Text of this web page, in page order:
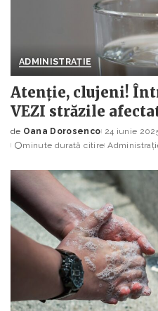
ADMINISTRAȚIE
Atenție, clujeni!
VEZI străzile
Posted
by
de Oana Dorosenco 24 iunie
minute durată citire